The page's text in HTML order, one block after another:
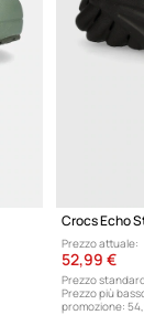
Crocs Echo
Prezzo attuale:
52,99 €
Prezzo
Prezzo più
promozione: